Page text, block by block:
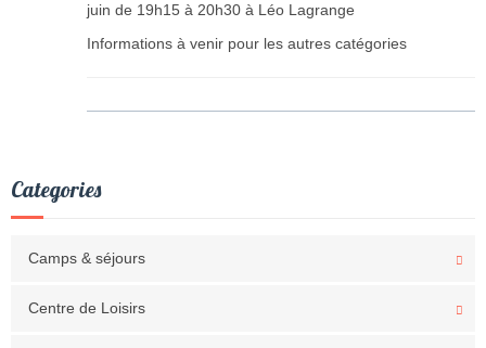
juin de 19h15 à 20h30 à Léo Lagrange
Informations à venir pour les autres catégories
Categories
Camps & séjours
Centre de Loisirs